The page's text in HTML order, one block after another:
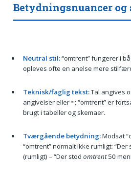
Betydningsnuancer
Neutral stil:“omtrent” fungerer i
opleves ofte en anelse mere
Teknisk/faglig tekst:Tal angives
angivelser eller ≈; “omtrent” er
brugt i tabeller og skemaer.
Tværgående betydning:Modsat
“omtrent” normalt ikke rumligt: “Der
(rumligt) – “Der stod omtrent50